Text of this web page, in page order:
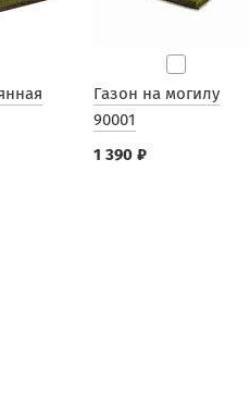
Газон на могилу
90001
1 390 ₽